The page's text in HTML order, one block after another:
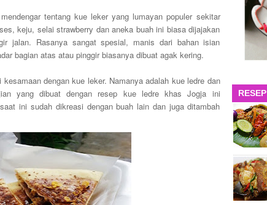
tentang kue leker yang lumayan populer sekitar
keju, selai strawberry dan aneka buah ini biasa dijajakan
jalan. Rasanya sangat spesial, manis dari bahan isian
bagian atas atau pinggir biasanya dibuat agak kering.
dengan kue leker. Namanya adalah kue ledre dan
yang dibuat dengan resep kue ledre khas Jogja ini
ini sudah dikreasi dengan buah lain dan juga ditambah